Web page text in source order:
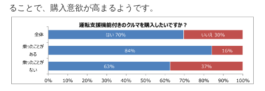
ることで、購入意欲が高まるようです。